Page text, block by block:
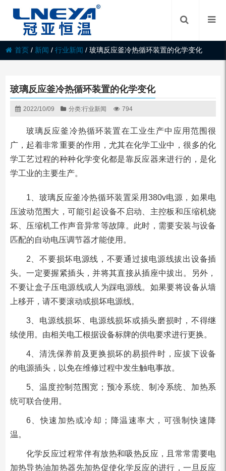
首页 / 新闻 /行业新闻 /玻璃反应釜冷热循环装置的化学变化
玻璃反应釜冷热循环装置的化学变化
2022/10/09 分类:行业新闻 794
玻璃反应釜冷热循环装置在工业生产中应用范围很
广，起着非常重要的作用，尤其在化学工业中，很多的化
学工艺过程的种种化学变化都是靠反应器来进行的，是化
学工业的主要生产。
1、玻璃反应釜冷热循环装置采用380v电源，如果电
压波动范围大，可能引起设备不启动、主控板和压缩机烧
坏、压缩机工作声音异常等故障。此时，需要安装与设备
匹配的自动电压调节器才能使用。
2、不要损坏电源线，不要通过拔电源线拔出设备插
头。一定要握紧插头，并将其直接从插座中拔出。另外，
不要让盒子压电源线或人为踩电源线。如果要将设备从墙
上移开，请不要滚动或损坏电源线。
3、电源线损坏、电源线损坏或插头磨损时，不得继
续使用。由相关电工根据设备标牌的供电要求进行更换。
4、清洗保养前及更换损坏的易损件时，应拔下设备
的电源插头，以免在维修过程中发生触电事故。
5、温度控制范围宽；预冷系统、制冷系统、加热系
统可联合使用。
6、快速加热或冷却；降温速率大，可强制快速降
温。
化学反应过程常伴有放热和吸热反应，且常常需要电
加热导热油加热器先加热促使化学反应的进行，一旦反应